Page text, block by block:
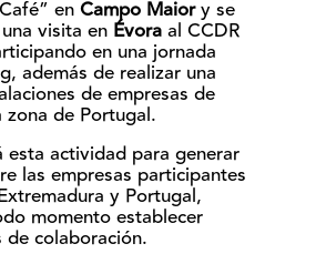
enCampo Maiory se
visita en Évoraal CCDR
en una jornada
además de realizar una
de empresas de
zona de Portugal.
esta actividad para generar
las empresas participantes
y Portugal,
momento establecer
colaboración.